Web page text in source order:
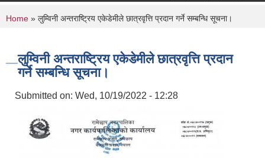
You are here
Home » लुम्विनी अन्तराष्ट्रिय एकेडेमीले छात्रवृत्ति प्रदान गर्ने सम्बन्धि सूचना।
लुम्विनी अन्तराष्ट्रिय एकेडेमीले छात्रवृत्ति प्रदान
गर्ने सम्बन्धि सूचना।
Submitted on: Wed, 10/19/2022 - 12:28